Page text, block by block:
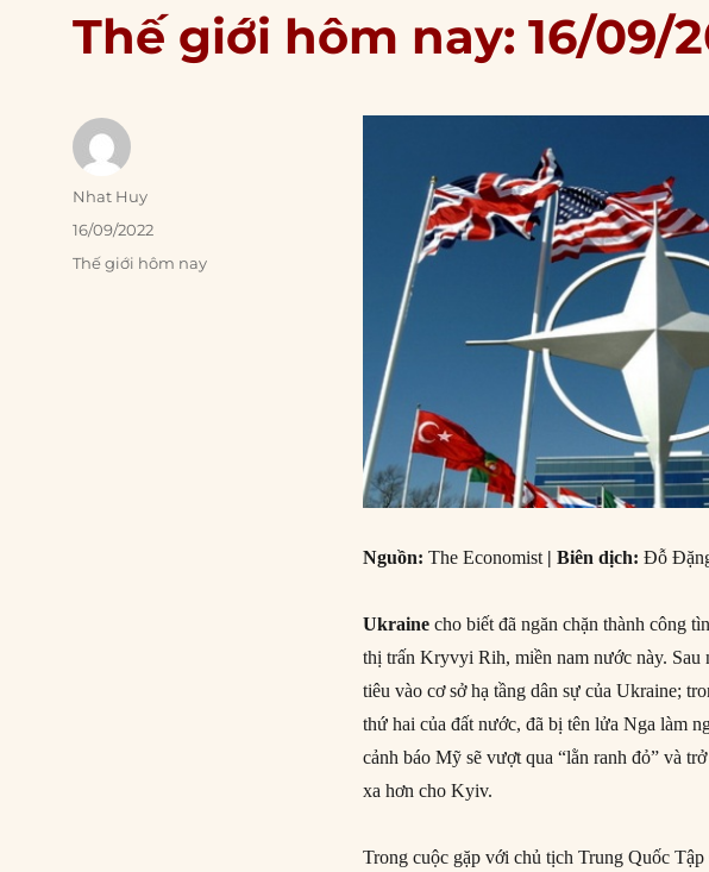
Thế giới hôm nay: 16/09/
Nguồn: The Economist |Biên dịch: Đỗ
Ukraine cho biết đã ngăn chặn thành công
thị trấn Kryvyi Rih, miền nam nước này. Sau
tiêu vào cơ sở hạ tầng dân sự của Ukraine;
thứ hai của đất nước, đã bị tên lửa Nga làm
cảnh báo Mỹ sẽ vượt qua “lằn ranh đỏ” và
xa hơn cho Kyiv.
Trong cuộc gặp với chủ tịch Trung Quốc
Author
Nhat Huy
Posted
on
16/09/2022
Categories
Thế giới hôm nay